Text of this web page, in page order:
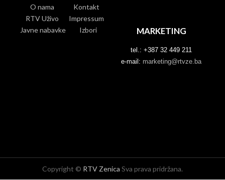
O nama
Kontakt
RTV Uživo
Impressum
Javne nabavke
Izbori MARKETING
tel.: +387 32 449 211
e-mail: marketing@rtvze.ba
Copyright © RTV Zenica Sva prava pridržana.